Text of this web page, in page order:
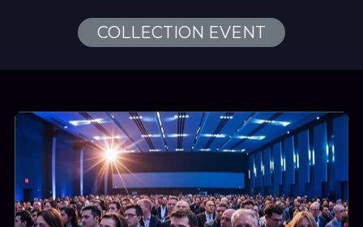
COLLECTION EVENT